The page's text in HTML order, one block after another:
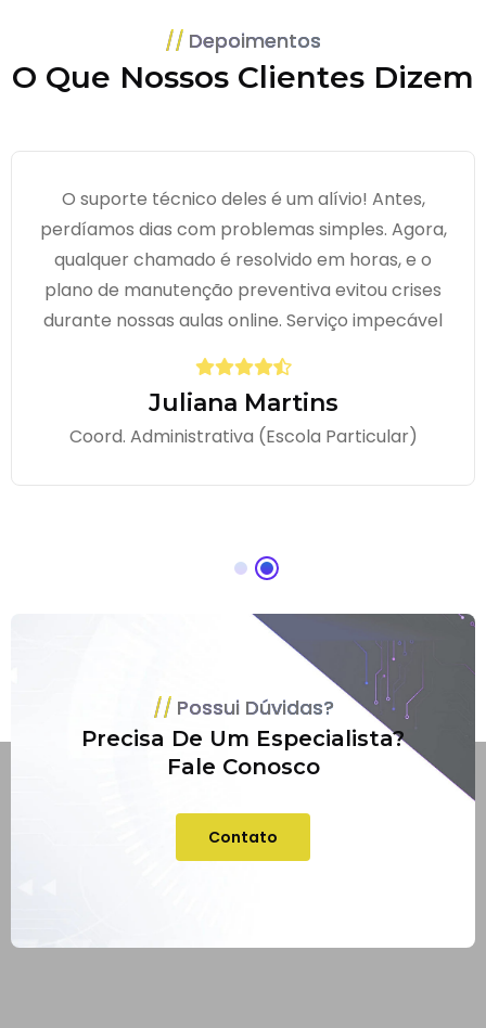
Depoimentos
O Que Nossos Clientes Dizem
O suporte técnico deles é um alívio! Antes,
perdíamos dias com problemas simples. Agora,
qualquer chamado é resolvido em horas, e o
plano de manutenção preventiva evitou crises
durante nossas aulas online. Serviço impecável
Juliana Martins
Coord. Administrativa (Escola Particular)
Possui Dúvidas?
Precisa De Um Especialista?
Fale Conosco
Contato